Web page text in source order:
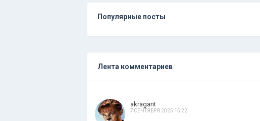
Популярные посты
Лента комментариев
akragant
7 СЕНТЯБРЯ 2025 15:22